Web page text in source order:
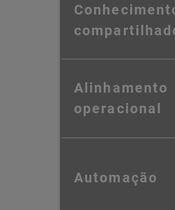
Alinhamento
operacional
Automação